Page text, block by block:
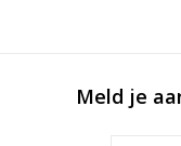
Meld je